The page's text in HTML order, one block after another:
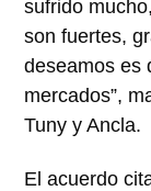
sufrido
son fuertes,
deseamos es
mercados”,
Tuny y Ancla.
El acuerdo